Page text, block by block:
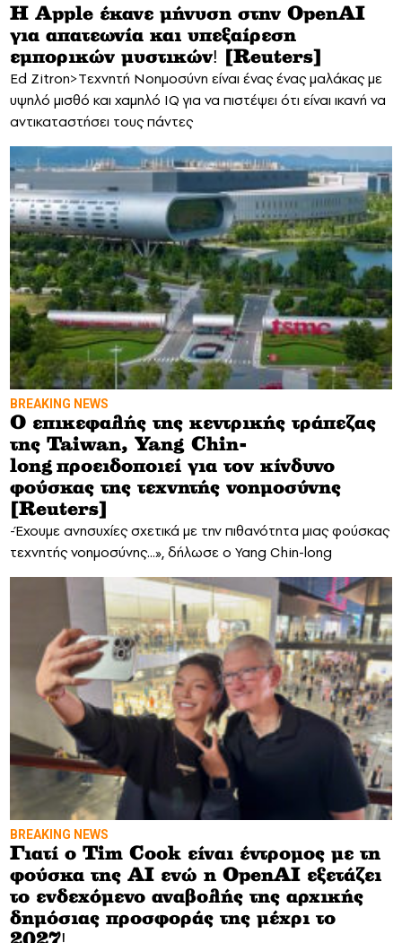
Η Αpple έκανε μήνυση στην OpenAI
για απατεωνία και υπεξαίρεση
εμπορικών μυστικών! [Reuters]
Ed Zitron>Tεχνητή Νοημοσύνη είναι ένας ένας μαλάκας με
υψηλό μισθό και χαμηλό IQ για να πιστέψει ότι είναι ικανή να
αντικαταστήσει τους πάντες
BREAKING NEWS
Ο επικεφαλής της κεντρικής τράπεζας
της Taiwan, Yang Chin-
long προειδοποιεί για τον κίνδυνο
φούσκας της τεχνητής νοημοσύνης
[Reuters]
-Έχουμε ανησυχίες σχετικά με την πιθανότητα μιας φούσκας
τεχνητής νοημοσύνης...», δήλωσε ο Yang Chin-long
BREAKING NEWS
Γιατί ο Τim Cook είναι έντρομος με τη
φούσκα της ΑΙ ενώ η OpenAI εξετάζει
το ενδεχόμενο αναβολής της αρχικής
δημόσιας προσφοράς της μέχρι το